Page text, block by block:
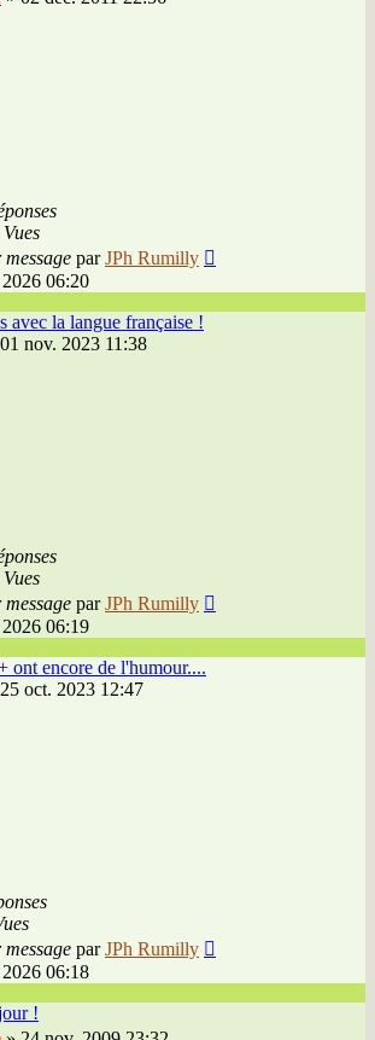
Vues
parJPh Rumilly
06:20
avec la langue française !
01 nov. 2023 11:38
Vues
parJPh Rumilly
06:19
ont encore de l'humour....
25 oct. 2023 12:47
parJPh Rumilly
06:18
!